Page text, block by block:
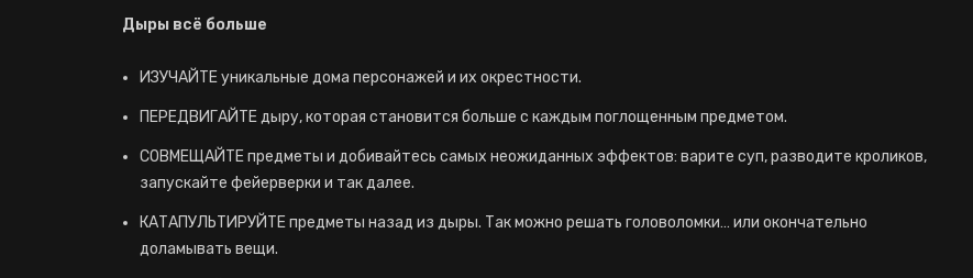
Дыры всё больше
ИЗУЧАЙТЕ уникальные дома персонажей и их окрестности.
ПЕРЕДВИГАЙТЕ дыру, которая становится больше с каждым поглощенным предметом.
СОВМЕЩАЙТЕ предметы и добивайтесь самых неожиданных эффектов: варите суп, разводите кроликов,
запускайте фейерверки и так далее.
КАТАПУЛЬТИРУЙТЕ предметы назад из дыры. Так можно решать головоломки… или окончательно
доламывать вещи.